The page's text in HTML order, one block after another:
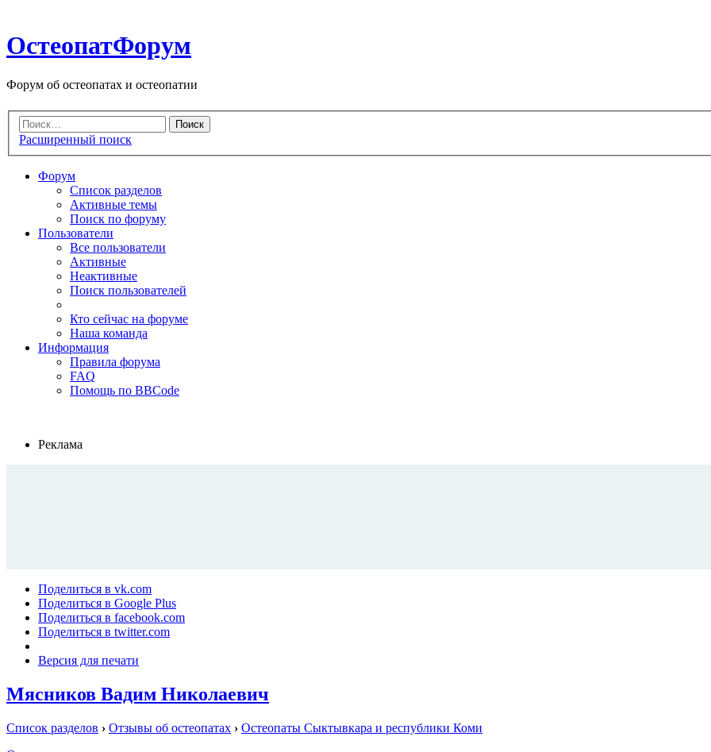
ОстеопатФорум
Форум об остеопатах и остеопатии
Расширенный поиск
Форум
Список разделов
Активные темы
Поиск по форуму
Пользователи
Все пользователи
Активные
Неактивные
Поиск пользователей
Кто сейчас на форуме
Наша команда
Информация
Правила форума
FAQ
Помощь по BBCode
Реклама
Поделиться в vk.com
Поделиться в Google Plus
Поделиться в facebook.com
Поделиться в twitter.com
Версия для печати
Мясников Вадим Николаевич
Список разделов › Отзывы об остеопатах › Остеопаты Сыктывкара и республики Коми